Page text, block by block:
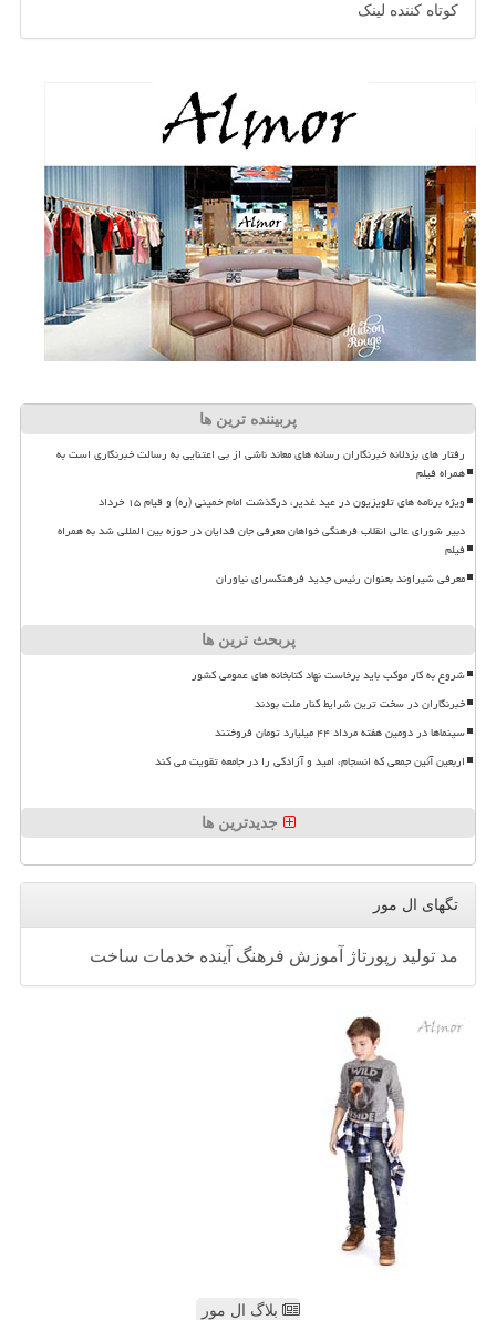
کوتاه کننده لینک
پربیننده ترین ها
رفتار های بزدلانه خبرنگاران رسانه های معاند ناشی از بی اعتنایی به رسالت خبرنگاری است به
همراه فیلم
ویژه برنامه های تلویزیون در عید غدیر، درگذشت امام خمینی (ره) و قیام ۱۵ خرداد
دبیر شورای عالی انقلاب فرهنگی خواهان معرفی جان فدایان در حوزه بین المللی شد به همراه
فیلم
معرفی شیراوند بعنوان رئیس جدید فرهنگسرای نیاوران
پربحث ترین ها
شروع به کار موکب باید برخاست نهاد کتابخانه های عمومی کشور
خبرنگاران در سخت ترین شرایط کنار ملت بودند
سینماها در دومین هفته مرداد ۴۴ میلیارد تومان فروختند
اربعین آئین جمعی که انسجام، امید و آزادگی را در جامعه تقویت می کند
جدیدترین ها
تگهای ال مور
مد تولید رپورتاژ آموزش فرهنگ آینده خدمات ساخت
بلاگ ال مور